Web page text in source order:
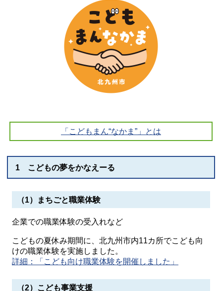
「こどもまん“なかま”」とは
1 こどもの夢をかなえーる
（1）まちごと職業体験
企業での職業体験の受入れなど
こどもの夏休み期間に、北九州市内11カ所でこども向
けの職業体験を実施しました。
詳細：「こども向け職業体験を開催しました」
（2）こども事業支援